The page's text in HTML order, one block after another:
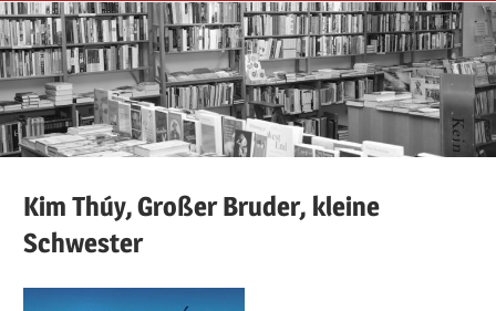
KimThúy,Großer Bruder, kleine
Schwester